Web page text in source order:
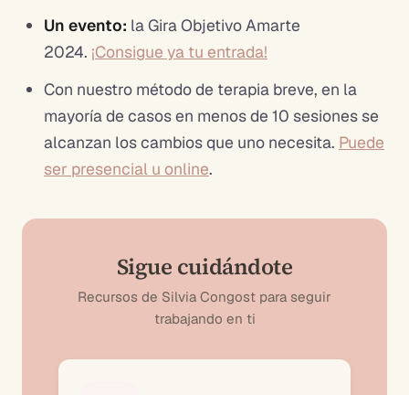
Un evento: la Gira Objetivo Amarte
2024. ¡Consigue ya tu entrada!
Con nuestro método de terapia breve, en la
mayoría de casos en menos de 10 sesiones se
alcanzan los cambios que uno necesita. Puede
ser presencial u online.
Sigue cuidándote
Recursos de Silvia Congost para seguir
trabajando en ti